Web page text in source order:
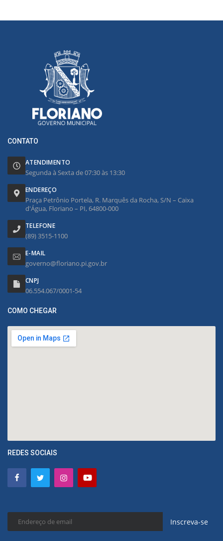
CONTATO
ATENDIMENTO
Segunda à Sexta de 07:30 às 13:30
ENDEREÇO
Praça Petrônio Portela, R. Marquês da Rocha, S/N – Caixa
d'Água, Floriano – PI, 64800-000
TELEFONE
(89) 3515-1100
E-MAIL
governo@floriano.pi.gov.br
CNPJ
06.554.067/0001-54
COMO CHEGAR
REDES SOCIAIS
Inscreva-se